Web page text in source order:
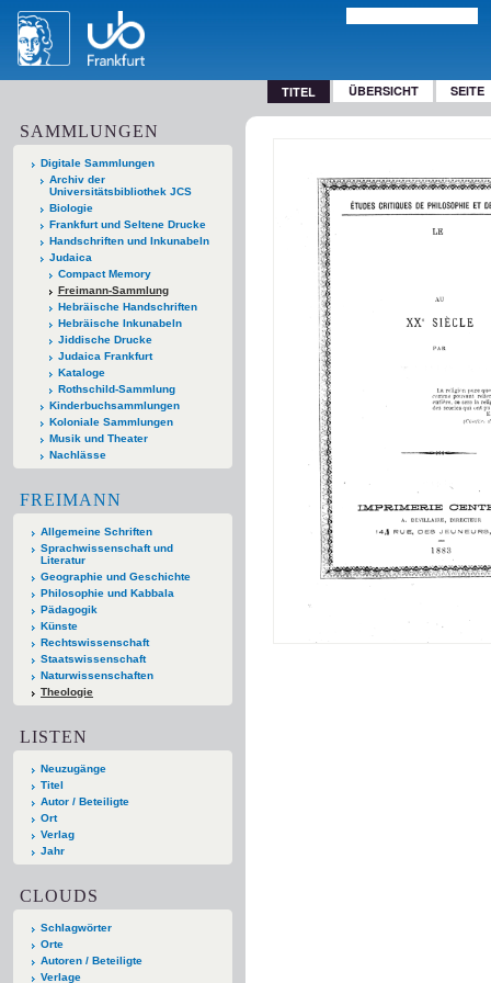
TITEL ÜBERSICHT SEITE
SAMMLUNGEN
Digitale Sammlungen
Archiv der
Universitätsbibliothek JCS
Biologie
Frankfurt und Seltene Drucke
Handschriften und Inkunabeln
Judaica
Compact Memory
Freimann-Sammlung
Hebräische Handschriften
Hebräische Inkunabeln
Jiddische Drucke
Judaica Frankfurt
Kataloge
Rothschild-Sammlung
Kinderbuchsammlungen
Koloniale Sammlungen
Musik und Theater
Nachlässe
FREIMANN
Allgemeine Schriften
Sprachwissenschaft und
Literatur
Geographie und Geschichte
Philosophie und Kabbala
Pädagogik
Künste
Rechtswissenschaft
Staatswissenschaft
Naturwissenschaften
Theologie
LISTEN
Neuzugänge
Titel
Autor / Beteiligte
Ort
Verlag
Jahr
CLOUDS
Schlagwörter
Orte
Autoren / Beteiligte
Verlage